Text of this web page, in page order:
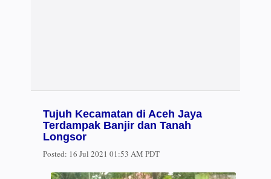
Tujuh Kecamatan di Aceh Jaya
Terdampak Banjir dan Tanah
Longsor
Posted: 16 Jul 2021 01:53 AM PDT